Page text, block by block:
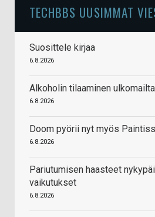
TECHBBS UUSIMMAT
Suosittele kirjaa
6.8.2026
Alkoholin tilaaminen
6.8.2026
Doom pyörii nyt myös
6.8.2026
Pariutumisen haasteet
vaikutukset
6.8.2026